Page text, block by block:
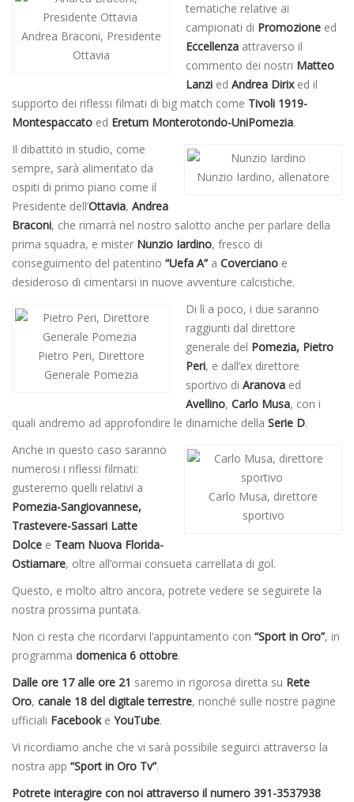
Andrea Braconi, Presidente
Ottavia
tematiche relative ai
campionati di Promozione ed
Eccellenza attraverso il
commento dei nostri Matteo
Lanzi ed Andrea Dirixed il
supporto dei riflessi filmati di big match come Tivoli 1919-
Montespaccato ed Eretum Monterotondo-UniPomezia.
Nunzio Iardino, allenatore
Il dibattito in studio, come
sempre, sarà alimentato da
ospiti di primo piano come il
Presidente dell’Ottavia, Andrea
Braconi, che rimarrà nel nostro salotto anche per parlare della
prima squadra, e mister Nunzio Iardino, fresco di
conseguimento del patentino “Uefa A” a Coverciano e
desideroso di cimentarsi in nuove avventure calcistiche.
Pietro Peri, Direttore
Generale Pomezia
Di lì a poco, i due saranno
raggiunti dal direttore
generale del Pomezia, Pietro
Peri, e dall’ex direttore
sportivo di Aranova ed
Avellino, Carlo Musa, con i
quali andremo ad approfondire le dinamiche della Serie D.
Carlo Musa, direttore
sportivo
Anche in questo caso saranno
numerosi i riflessi filmati:
gusteremo quelli relativi a
Pomezia-Sangiovannese,
Trastevere-Sassari Latte
Dolce e Team Nuova Florida-
Ostiamare, oltre all’ormai consueta carrellata di gol.
Questo, e molto altro ancora, potrete vedere se seguirete la
nostra prossima puntata.
Non ci resta che ricordarvi l’appuntamento con “Sport in Oro”, in
programma domenica 6 ottobre.
Dalle ore 17 alle ore 21 saremo in rigorosa diretta su Rete
Oro, canale 18 del digitale terrestre, nonché sulle nostre pagine
ufficiali Facebooke YouTube.
Vi ricordiamo anche che vi sarà possibile seguirci attraverso la
nostra app “Sport in Oro Tv”.
Potrete interagire con noi attraverso il numero 391-3537938